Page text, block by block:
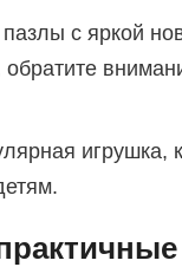
с яркой
обратите
игрушка,